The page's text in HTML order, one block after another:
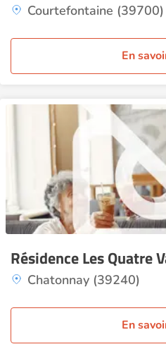
Courtefontaine (39700)
En
Résidence Les Quatre
Chatonnay (39240)
En